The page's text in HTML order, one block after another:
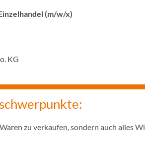
(m/w/x)
KG
zu verkaufen, sondern auch alles